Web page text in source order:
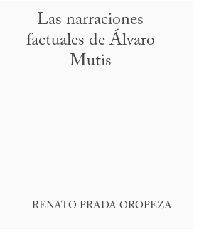
Las narraciones
factuales de Álvaro
Mutis
RENATO PRADA OROPEZA